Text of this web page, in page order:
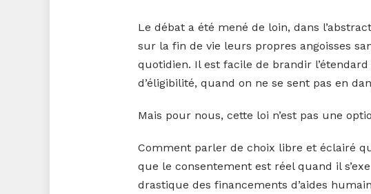
Le débat a été mené de loin, dans
sur la fin de vie leurs propres angoisses
quotidien. Il est facile de brandir
d’éligibilité, quand on ne se sent pas en
Mais pour nous, cette loi n’est pas une
Comment parler de choix libre et éclairé
que le consentement est réel quand il
drastique des financements d’aides